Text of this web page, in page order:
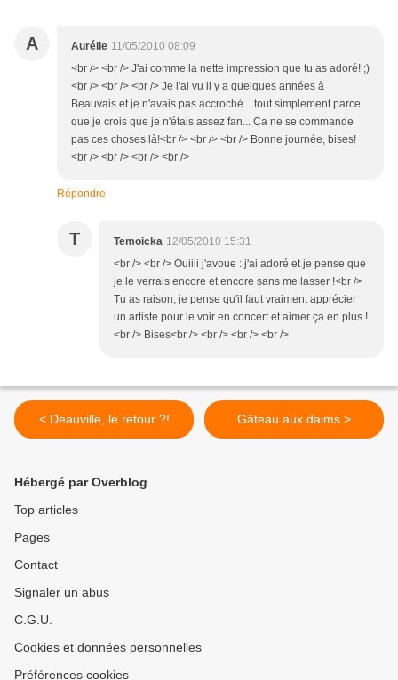
A Aurélie 11/05/2010 08:09
<br /> <br /> J'ai comme la nette impression que tu as adoré! ;)
<br /> <br /> <br /> Je l'ai vu il y a quelques années à
Beauvais et je n'avais pas accroché... tout simplement parce
que je crois que je n'étais assez fan... Ca ne se commande
pas ces choses là!<br /> <br /> <br /> Bonne journée, bises!
<br /> <br /> <br /> <br />
Répondre
T Temoicka 12/05/2010 15:31
<br /> <br /> Ouiiii j'avoue : j'ai adoré et je pense que
je le verrais encore et encore sans me lasser !<br />
Tu as raison, je pense qu'il faut vraiment apprécier
un artiste pour le voir en concert et aimer ça en plus !
<br /> Bises<br /> <br /> <br /> <br />
< Deauville, le retour ?! Gâteau aux daims >
Hébergé par Overblog
Top articles
Pages
Contact
Signaler un abus
C.G.U.
Cookies et données personnelles
Préférences cookies